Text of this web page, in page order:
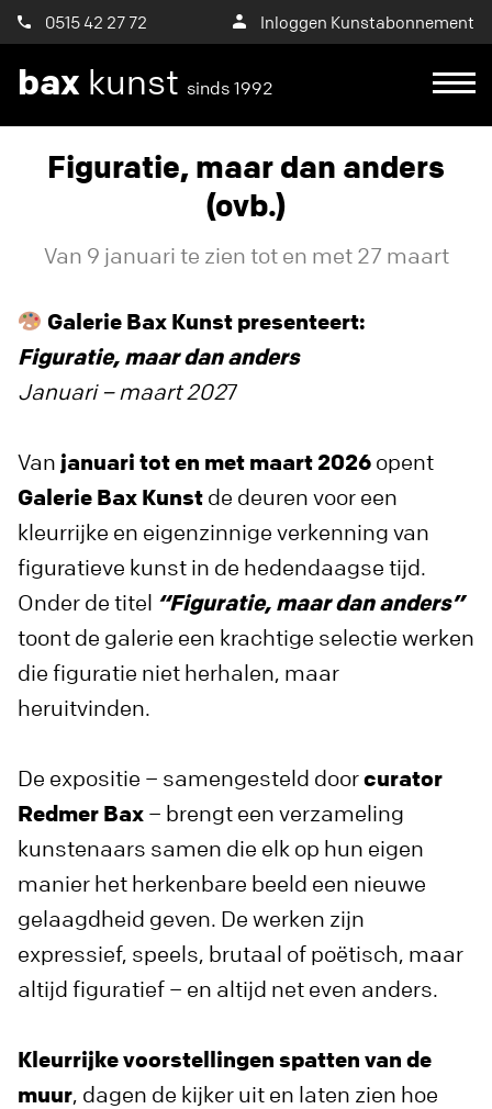
0515 42 27 72 Inloggen Kunstabonnement
bax kunst sinds 1992
Figuratie, maar dan anders
(ovb.)
Van 9 januari te zien tot en met 27 maart
Galerie Bax Kunst presenteert:
Figuratie, maar dan anders
Januari – maart 2027
Van januari tot en met maart 2026 opent
Galerie Bax Kunst de deuren voor een
kleurrijke en eigenzinnige verkenning van
figuratieve kunst in de hedendaagse tijd.
Onder de titel “Figuratie, maar dan anders”
toont de galerie een krachtige selectie werken
die figuratie niet herhalen, maar
heruitvinden.
De expositie – samengesteld doorcurator
Redmer Bax – brengt een verzameling
kunstenaars samen die elk op hun eigen
manier het herkenbare beeld een nieuwe
gelaagdheid geven. De werken zijn
expressief, speels, brutaal of poëtisch, maar
altijd figuratief – en altijd net even anders.
Kleurrijke voorstellingen spatten van de
muur, dagen de kijker uit en laten zien hoe